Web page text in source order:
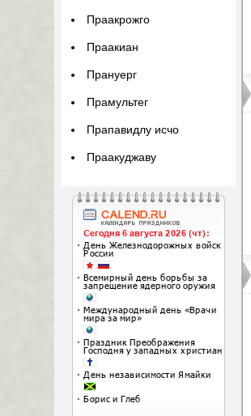
Праакрожго
Праакиан
Прануерг
Прамультег
Прапавидлу исчо
Праакуджаву